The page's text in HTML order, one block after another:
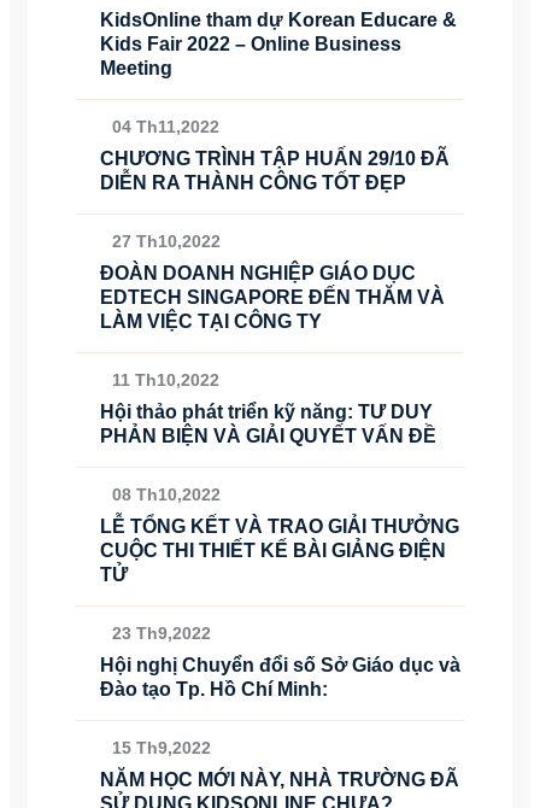
KidsOnline tham dự Korean Educare &
Kids Fair 2022 – Online Business
Meeting
04 Th11,2022
CHƯƠNG TRÌNH TẬP HUẤN 29/10 ĐÃ
DIỄN RA THÀNH CÔNG TỐT ĐẸP
27 Th10,2022
ĐOÀN DOANH NGHIỆP GIÁO DỤC
EDTECH SINGAPORE ĐẾN THĂM VÀ
LÀM VIỆC TẠI CÔNG TY
11 Th10,2022
Hội thảo phát triển kỹ năng: TƯ DUY
PHẢN BIỆN VÀ GIẢI QUYẾT VẤN ĐỀ
08 Th10,2022
LỄ TỔNG KẾT VÀ TRAO GIẢI THƯỞNG
CUỘC THI THIẾT KẾ BÀI GIẢNG ĐIỆN
TỬ
23 Th9,2022
Hội nghị Chuyển đổi số Sở Giáo dục và
Đào tạo Tp. Hồ Chí Minh:
15 Th9,2022
NĂM HỌC MỚI NÀY, NHÀ TRƯỜNG ĐÃ
SỬ DỤNG KIDSONLINE CHƯA?